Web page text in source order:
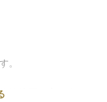
。
性堆肥で育てまし